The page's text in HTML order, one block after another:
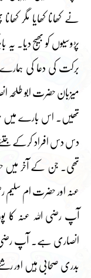
نے کھانا کھایا مگر
پڑوسیوں کو بھیج دیا۔
برکت کی دعا کی
میزبان حضرت ابو طلحہ
تھیں۔ اس بارے میں
دس دس افراد کرکے جتنے
تھی۔ جن کے آخر میں
عنہ اور حضرت ام سلیم
آپ رضی اللہ عنہ کا
انصاری ہے۔ آپ رضی
بدری صحابی ہیں اور